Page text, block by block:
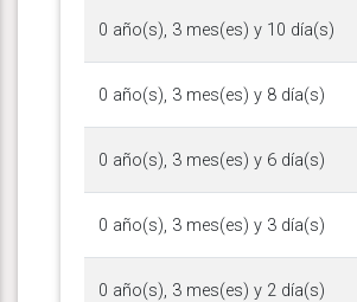
0 año(s), 3 mes(es) y 10 día(s)
0 año(s), 3 mes(es) y 8 día(s)
0 año(s), 3 mes(es) y 6 día(s)
0 año(s), 3 mes(es) y 3 día(s)
0 año(s), 3 mes(es) y 2 día(s)